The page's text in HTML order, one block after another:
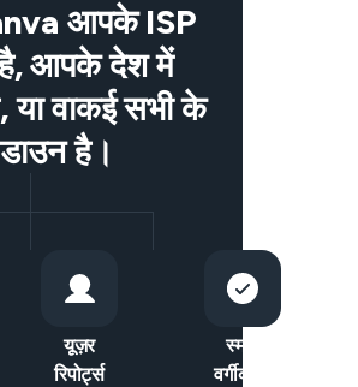
आपके ISP
है, आपके देश में
या वाकई सभी के
है।
यूज़र
रिपोर्ट्स
स्मार्ट
वर्गीकरण